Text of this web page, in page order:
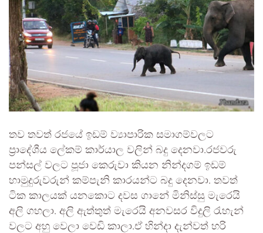
තව තවත් රජයේ ඉඩම් ව්‍යාපාරික සමාගම්වලට
ප්‍රාදේශීය ලේකම් කාර්යාල වලින් බදු දෙනවා.රජවරු
පන්සල් වලට පූජා කෙරුවා කියන නින්දගම් ඉඩම්
හාමුදුරුවරුන් කම්පැනි කාරයන්ට බදු දෙනවා. තවත්
ටික කාලයක් යනකොට දවස ගානේ මිනිස්සු මැරෙයි
අලි ගහලා. අලි ඇත්තුත් මැරෙයි අනවසර විදුලි රැහැන්
වලට අහු වෙලා වෙඩි කාලා.ඒ හින්දා දැන්වත් හරි